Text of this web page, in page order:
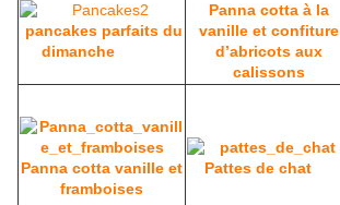
pancakes parfaits du
dimanche
Panna cotta à la
vanille et confiture
d’abricots aux
calissons
Panna cotta vanille et
framboises
Pattes de chat